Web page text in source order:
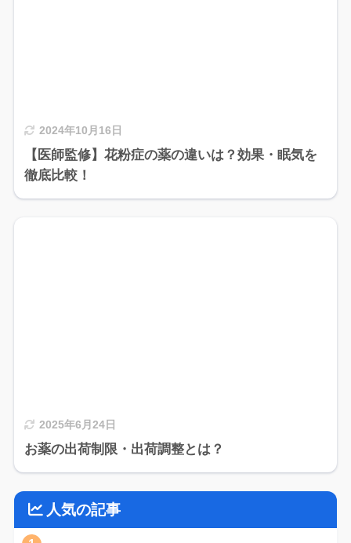
2024年10月16日
【医師監修】花粉症の薬の違いは？効果・眠気を
徹底比較！
2025年6月24日
お薬の出荷制限・出荷調整とは？
人気の記事